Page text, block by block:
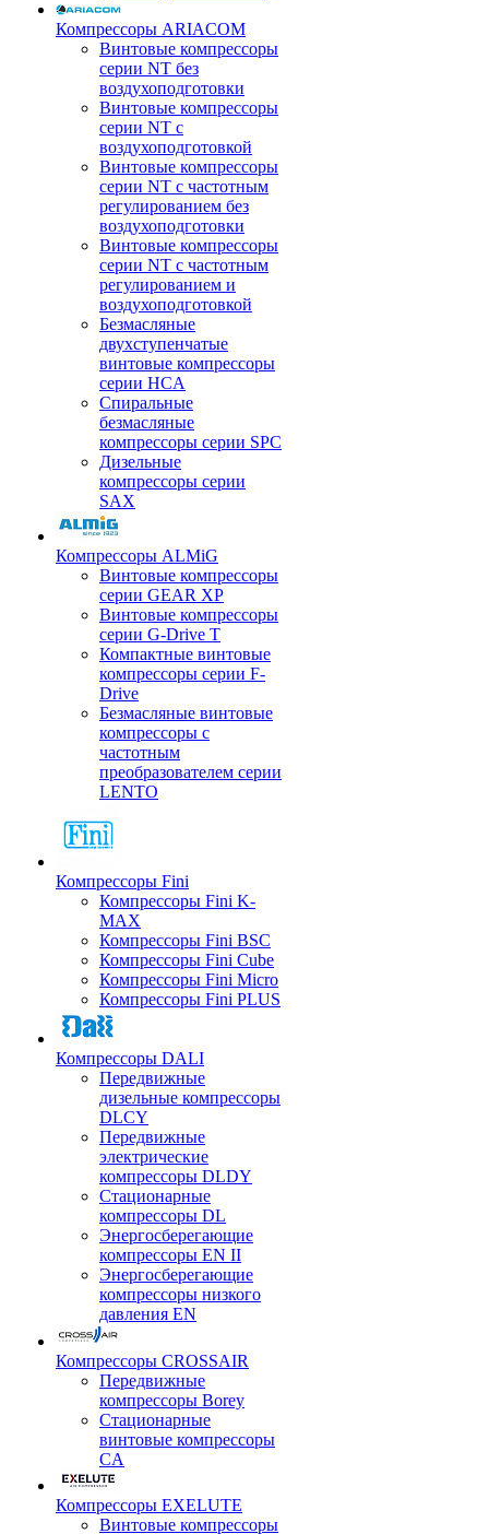
Компрессоры ARIACOM
Винтовые компрессоры
серии NT без
воздухоподготовки
Винтовые компрессоры
серии NT c
воздухоподготовкой
Винтовые компрессоры
серии NT с частотным
регулированием без
воздухоподготовки
Винтовые компрессоры
серии NT с частотным
регулированием и
воздухоподготовкой
Безмасляные
двухступенчатые
винтовые компрессоры
серии HCA
Спиральные
безмасляные
компрессоры серии SPC
Дизельные
компрессоры серии
SAX
Компрессоры ALMiG
Винтовые компрессоры
серии GEAR XP
Винтовые компрессоры
серии G-Drive T
Компактные винтовые
компрессоры серии F-
Drive
Безмасляные винтовые
компрессоры с
частотным
преобразователем серии
LENTO
Компрессоры Fini
Компрессоры Fini K-
MAX
Компрессоры Fini BSC
Компрессоры Fini Cube
Компрессоры Fini Micro
Компрессоры Fini PLUS
Компрессоры DALI
Передвижные
дизельные компрессоры
DLCY
Передвижные
электрические
компрессоры DLDY
Стационарные
компрессоры DL
Энергосберегающие
компрессоры EN II
Энергосберегающие
компрессоры низкого
давления EN
Компрессоры CROSSAIR
Передвижные
компрессоры Borey
Стационарные
винтовые компрессоры
CA
Компрессоры EXELUTE
Винтовые компрессоры